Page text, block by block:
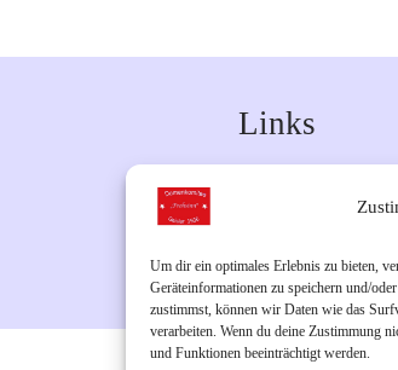
Um dir ein optimales Erlebnis zu bieten,
Geräteinformationen zu speichern und/
zustimmst, können wir Daten wie das
verarbeiten. Wenn du deine Zustimmung
und Funktionen beeinträchtigt werden.
Links
Unsere Instagram-